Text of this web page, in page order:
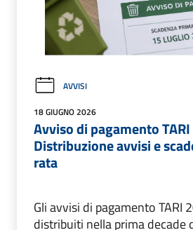
AVVISI
18 GIUGNO 2026
Avviso di pagamento
Distribuzione avvisi e
rata
Gli avvisi di pagamento TARI
distribuiti nella prima decade